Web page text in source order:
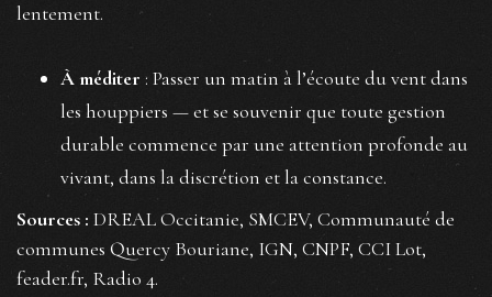
lentement.
À méditer : Passer un matin à l’écoute du vent dans
les houppiers — et se souvenir que toute gestion
durable commence par une attention profonde au
vivant, dans la discrétion et la constance.
Sources : DREAL Occitanie, SMCEV, Communauté de
communes Quercy Bouriane, IGN, CNPF, CCI Lot,
feader.fr, Radio 4.